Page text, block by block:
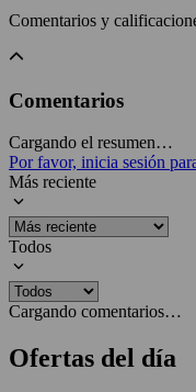
Comentarios y
Comentarios
Cargando el resumen…
Por favor, inicia sesión
Más reciente
Todos
Cargando comentarios…
Ofertas del día